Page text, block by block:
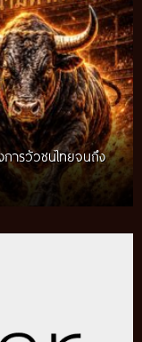
ารวัวชนไทยจนถึง
บทอดผ่านภูมิปัญญา